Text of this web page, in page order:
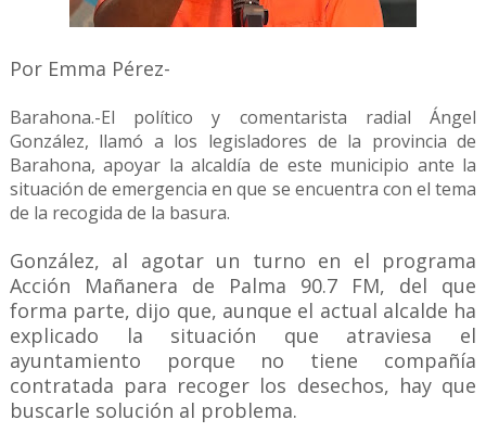
Por Emma Pérez-
Barahona.-El político y comentarista radial Ángel
González, llamó a los legisladores de la provincia de
Barahona, apoyar la alcaldía de este municipio ante la
situación de emergencia en que se encuentra con el tema
de la recogida de la basura.
González, al agotar un turno en el programa
Acción Mañanera de Palma 90.7 FM, del que
forma parte, dijo que, aunque el actual alcalde ha
explicado la situación que atraviesa el
ayuntamiento porque no tiene compañía
contratada para recoger los desechos, hay que
buscarle solución al problema.